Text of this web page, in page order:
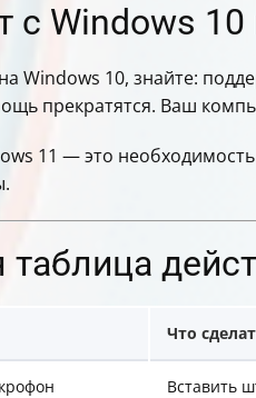
с Windows
Windows 10, знайте:
прекратятся. Ваш
11 — это
таблица
Что
Вставить